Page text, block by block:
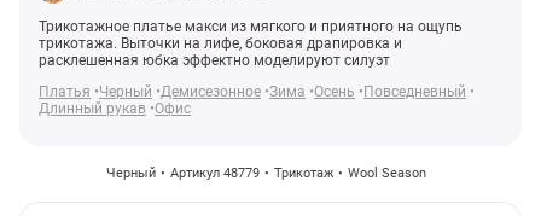
Трикотажное платье макси из мягкого и приятного на ощупь
трикотажа. Выточки на лифе, боковая драпировка и
расклешенная юбка эффектно моделируют силуэт
Платья
Черный Демисезонное Зима Осень
Повседневный
Длинный рукав Офис
Черный Артикул 48779 Трикотаж Wool Season